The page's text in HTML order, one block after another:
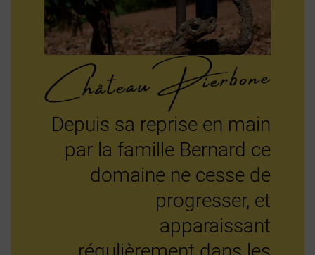
Depuis sa reprise en main
par la famille Bernard ce
domaine ne cesse de
progresser, et
apparaissant